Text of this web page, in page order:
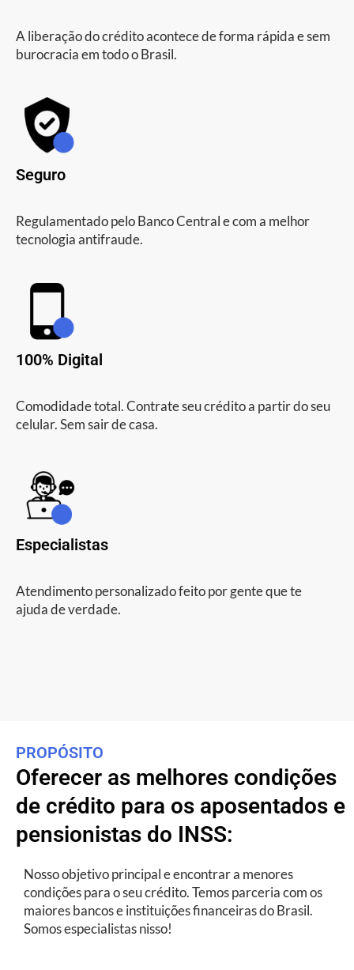
A liberação do crédito acontece de forma rápida e sem
burocracia em todo o Brasil.
Seguro
Regulamentado pelo Banco Central e com a melhor
tecnologia antifraude.
100% Digital
Comodidade total. Contrate seu crédito a partir do seu
celular. Sem sair de casa.
Especialistas
Atendimento personalizado feito por gente que te
ajuda de verdade.
PROPÓSITO
Oferecer as melhores condições
de crédito para os aposentados e
pensionistas do INSS:
Nosso objetivo principal e encontrar a menores
condições para o seu crédito. Temos parceria com os
maiores bancos e instituições financeiras do Brasil.
Somos especialistas nisso!